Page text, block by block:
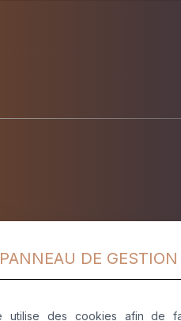
PANNEAU DE
utilise des cookies afin de